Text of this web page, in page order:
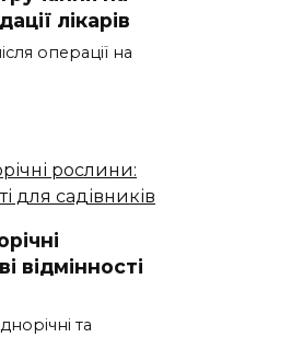
лікарів
операції на
відмінності
та